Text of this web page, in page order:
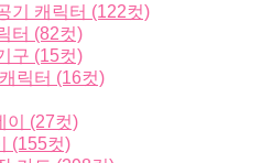
기 캐릭터 (122컷)
터 (82컷)
구 (15컷)
릭터 (16컷)
이 (27컷)
(155컷)